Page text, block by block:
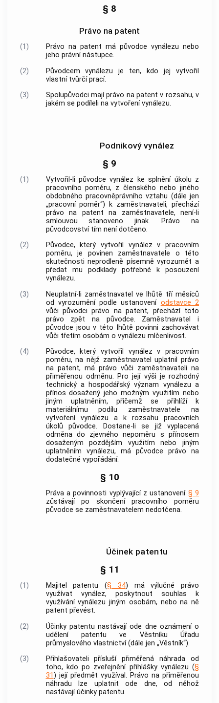
§ 8
Právo na patent
(1)
Právo na patent má původce vynálezu nebo
jeho právní nástupce.
(2)
Původcem vynálezu je ten, kdo jej vytvořil
vlastní tvůrčí prací.
(3)
Spolupůvodci mají právo na patent v rozsahu, v
jakém se podíleli na vytvoření vynálezu.
Podnikový vynález
§ 9
(1)
Vytvořil-li původce vynález ke splnění úkolu z
pracovního poměru, z členského nebo jiného
obdobného pracovněprávního vztahu (dále jen
„pracovní poměr“) k zaměstnavateli, přechází
právo na patent na zaměstnavatele, není-li
smlouvou stanoveno jinak. Právo na
původcovství tím není dotčeno.
(2)
Původce, který vytvořil vynález v pracovním
poměru, je povinen zaměstnavatele o této
skutečnosti neprodleně písemně vyrozumět a
předat mu podklady potřebné k posouzení
vynálezu.
(3)
Neuplatní-li zaměstnavatel ve lhůtě tří měsíců
od vyrozumění podle ustanovení odstavce 2
vůči původci právo na patent, přechází toto
právo zpět na původce. Zaměstnavatel i
původce jsou v této lhůtě povinni zachovávat
vůči třetím osobám o vynálezu mlčenlivost.
(4)
Původce, který vytvořil vynález v pracovním
poměru, na nějž zaměstnavatel uplatnil právo
na patent, má právo vůči zaměstnavateli na
přiměřenou odměnu. Pro její výši je rozhodný
technický a hospodářský význam vynálezu a
přínos dosažený jeho možným využitím nebo
jiným uplatněním, přičemž se přihlíží k
materiálnímu podílu zaměstnavatele na
vytvoření vynálezu a k rozsahu pracovních
úkolů původce. Dostane-li se již vyplacená
odměna do zjevného nepoměru s přínosem
dosaženým pozdějším využitím nebo jiným
uplatněním vynálezu, má původce právo na
dodatečné vypořádání.
§ 10
Práva a povinnosti vyplývající z ustanovení § 9
zůstávají po skončení pracovního poměru
původce se zaměstnavatelem nedotčena.
Účinek patentu
§ 11
(1) Majitel patentu (§ 34) má výlučné právo
využívat vynález, poskytnout souhlas k
využívání vynálezu jiným osobám, nebo na ně
patent převést.
(2)
Účinky patentu nastávají ode dne oznámení o
udělení patentu ve Věstníku Úřadu
průmyslového vlastnictví (dále jen „Věstník“).
(3)
Přihlašovateli přísluší přiměřená náhrada od
toho, kdo po zveřejnění přihlášky vynálezu (§
31) její předmět využíval. Právo na přiměřenou
náhradu lze uplatnit ode dne, od něhož
nastávají účinky patentu.